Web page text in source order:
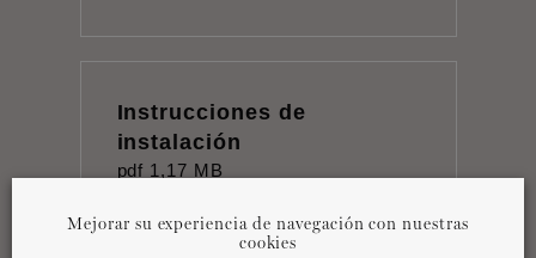
Instrucciones de
instalación
pdf 1,17 MB
Mejorar su experiencia de navegación con nuestras
cookies